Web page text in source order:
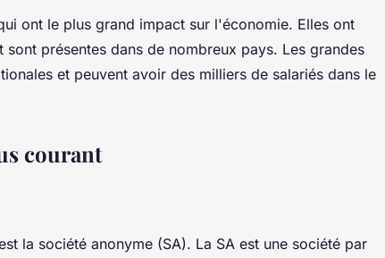
ont le plus grand impact sur l'économie. Elles ont
présentes dans de nombreux pays. Les grandes
et peuvent avoir des milliers de salariés dans le
courant
la société anonyme (SA). La SA est une société par